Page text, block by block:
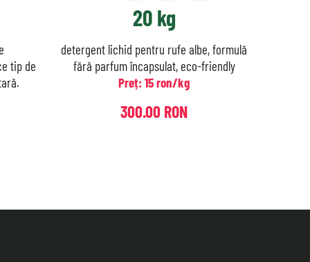
tip de
20 kg
detergent lichid pentru rufe albe, formulă
fără parfum încapsulat, eco-friendly
Preț: 15 ron/kg
300.00 RON